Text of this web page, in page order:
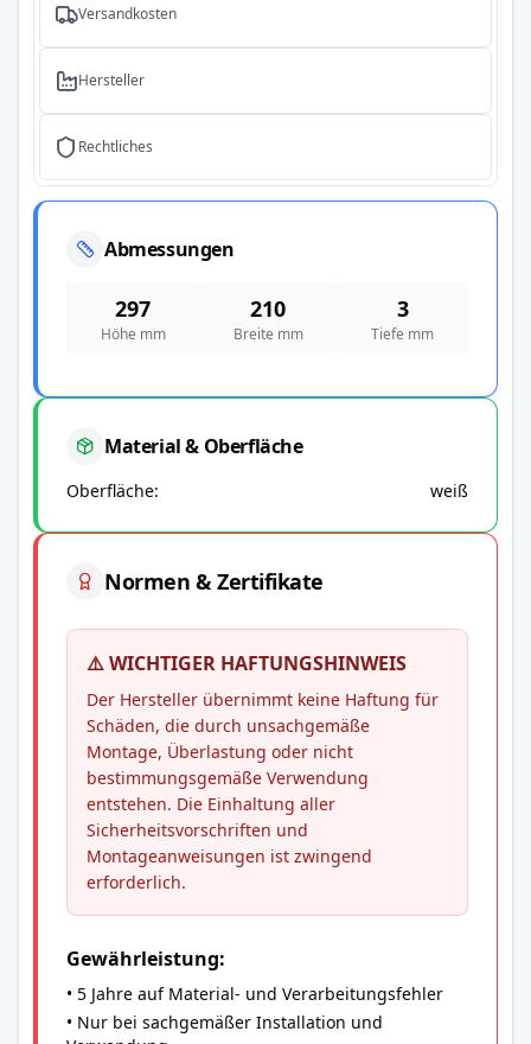
Versandkosten
Hersteller
Rechtliches
Abmessungen
297
Höhe mm
210
Breite mm
3
Tiefe mm
Material & Oberfläche
Oberfläche weiß
Normen & Zertifikate
⚠️ WICHTIGER HAFTUNGSHINWEIS
Der Hersteller übernimmt keine Haftung für
Schäden, die durch unsachgemäße
Montage, Überlastung oder nicht
bestimmungsgemäße Verwendung
entstehen. Die Einhaltung aller
Sicherheitsvorschriften und
Montageanweisungen ist zwingend
erforderlich.
Gewährleistung:
• 5 Jahre auf Material- und Verarbeitungsfehler
• Nur bei sachgemäßer Installation und